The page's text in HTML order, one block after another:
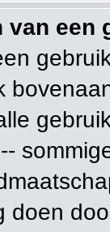
van een
--
doen